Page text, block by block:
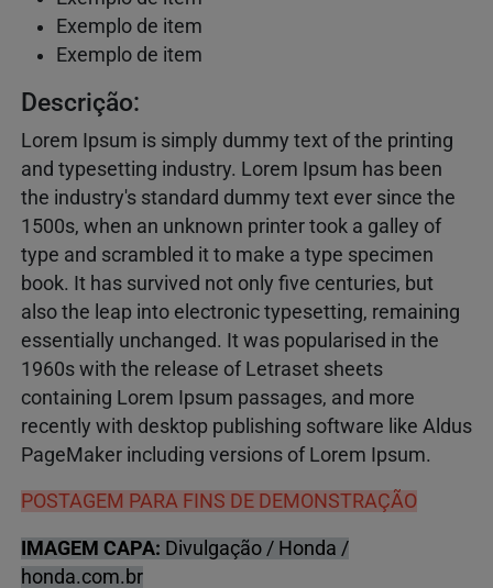
Exemplo de item
Exemplo de item
Descrição:
Lorem Ipsum is simply dummy text of the printing
and typesetting industry. Lorem Ipsum has been
the industry's standard dummy text ever since the
1500s, when an unknown printer took a galley of
type and scrambled it to make a type specimen
book. It has survived not only five centuries, but
also the leap into electronic typesetting, remaining
essentially unchanged. It was popularised in the
1960s with the release of Letraset sheets
containing Lorem Ipsum passages, and more
recently with desktop publishing software like Aldus
PageMaker including versions of Lorem Ipsum.
POSTAGEM PARA FINS DE DEMONSTRAÇÃO
IMAGEM CAPA: Divulgação / Honda /
honda.com.br